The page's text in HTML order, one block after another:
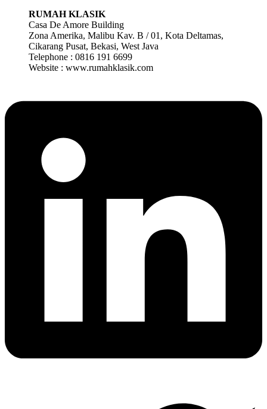
RUMAH KLASIK
Casa De Amore Building
Zona Amerika, Malibu Kav. B / 01, Kota Deltamas,
Cikarang Pusat, Bekasi, West Java
Telephone : 0816 191 6699
Website : www.rumahklasik.com